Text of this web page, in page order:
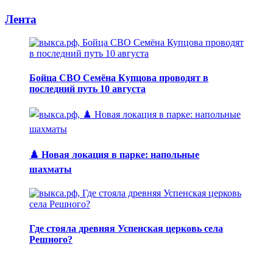
Лента
Бойца СВО Семёна Купцова проводят в
последний путь 10 августа
♟️ Новая локация в парке: напольные
шахматы
Где стояла древняя Успенская церковь села
Решного?